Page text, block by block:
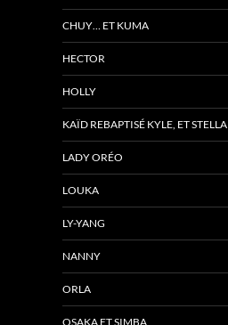
CHUY… ET KUMA
HECTOR
HOLLY
KAÏD REBAPTISÉ KYLE, ET STELLA
LADY ORÉO
LOUKA
LY-YANG
NANNY
ORLA
OSAKA ET SIMBA